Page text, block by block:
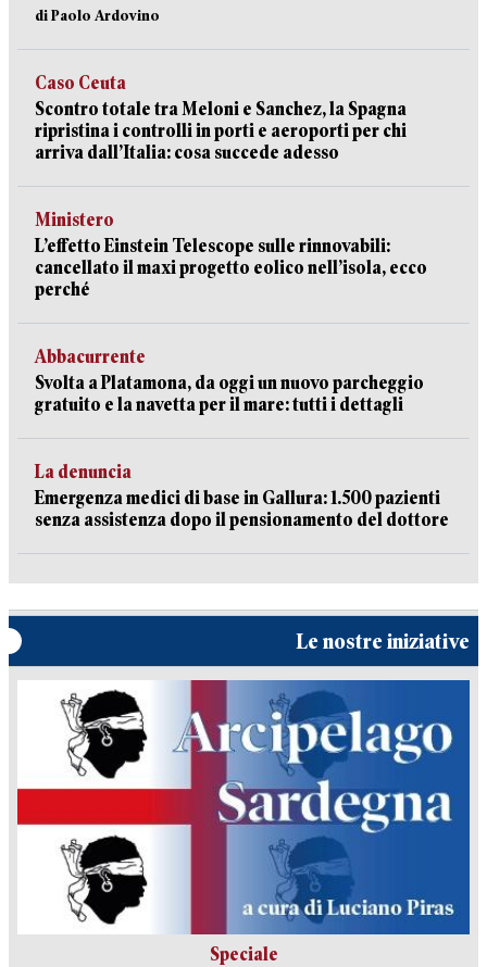
di Paolo Ardovino
Caso Ceuta
Scontro totale tra Meloni e Sanchez, la Spagna
ripristina i controlli in porti e aeroporti per chi
arriva dall’Italia: cosa succede adesso
Ministero
L’effetto Einstein Telescope sulle rinnovabili:
cancellato il maxi progetto eolico nell’isola, ecco
perché
Abbacurrente
Svolta a Platamona, da oggi un nuovo parcheggio
gratuito e la navetta per il mare: tutti i dettagli
La denuncia
Emergenza medici di base in Gallura: 1.500 pazienti
senza assistenza dopo il pensionamento del dottore
Le nostre iniziative
Speciale